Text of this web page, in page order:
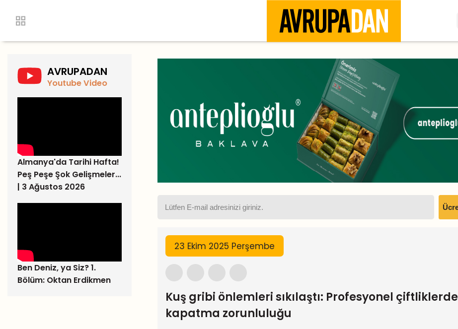
AVRUPADAN
Youtube Video
Almanya'da Tarihi Hafta!
Peş Peşe Şok Gelişmeler...
| 3 Ağustos 2026
Ben Deniz, ya Siz? 1.
Bölüm: Oktan Erdikmen
23 Ekim 2025 Perşembe
Kuş gribi önlemleri sıkılaştı: Profesyonel çiftliklerde
kapatma zorunluluğu